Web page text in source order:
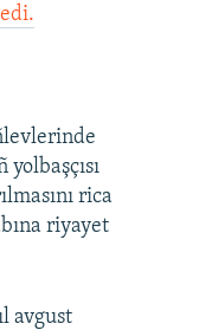
rica
riyayet
avgust